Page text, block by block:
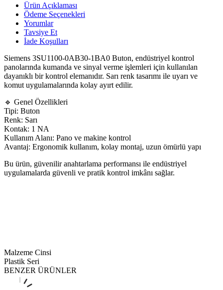
Ürün Açıklaması
Ödeme Seçenekleri
Yorumlar
Tavsiye Et
İade Koşulları
Siemens 3SU1100-0AB30-1BA0 Buton, endüstriyel kontrol
panolarında kumanda ve sinyal verme işlemleri için kullanılan
dayanıklı bir kontrol elemanıdır. Sarı renk tasarımı ile uyarı ve
komut uygulamalarında kolay ayırt edilir.
🔹 Genel Özellikleri
Tipi: Buton
Renk: Sarı
Kontak: 1 NA
Kullanım Alanı: Pano ve makine kontrol
Avantaj: Ergonomik kullanım, kolay montaj, uzun ömürlü yapı
Bu ürün, güvenilir anahtarlama performansı ile endüstriyel
uygulamalarda güvenli ve pratik kontrol imkânı sağlar.
Malzeme Cinsi
Plastik Seri
BENZER ÜRÜNLER